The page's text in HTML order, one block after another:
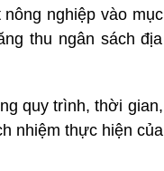
nghiệp vào mục
thu ngân sách địa
quy trình, thời gian,
nhiệm thực hiện của